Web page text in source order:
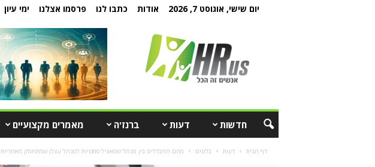
יום שישי, אוגוסט 7, 2026 אודות כתבו לנו פרסמו אצלנו ימי עיון
חדשות דעות ברנז'ה מאמרים מקצועיים
דף הבית דעות בלוגים מהם ההבדלים בין מנהל שמאציל סמכויות למנהל עצלן שמתחמק מאחריות